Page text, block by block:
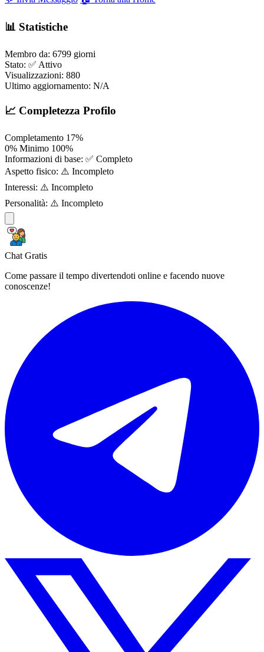
📊 Statistiche
Membro da: 6799 giorni
Stato: ✅ Attivo
Visualizzazioni: 880
Ultimo aggiornamento: N/A
📈 Completezza Profilo
Completamento 17%
0% Minimo 100%
Informazioni di base: ✅ Completo
Aspetto fisico: ⚠️ Incompleto
Interessi: ⚠️ Incompleto
Personalità: ⚠️ Incompleto
Chat Gratis
Come passare il tempo divertendoti online e facendo nuove
conoscenze!